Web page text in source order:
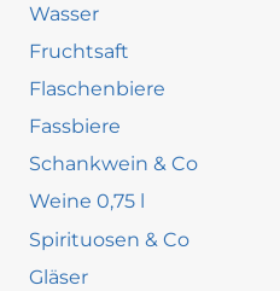
Wasser
Fruchtsaft
Flaschenbiere
Fassbiere
Schankwein & Co
Weine 0,75 l
Spirituosen & Co
Gläser